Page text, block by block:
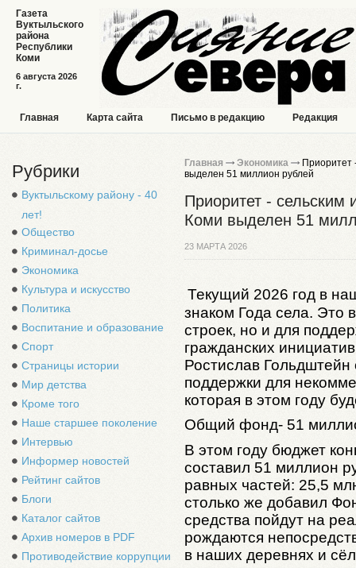
6 августа 2026
г.
Газета
Вуктыльского
района
Республики
Коми
Главная Карта сайта Письмо в редакцию Редакция
Рубрики
Вуктыльскому району - 40
лет!
Общество
Криминал-досье
Экономика
Культура и искусство
Политика
Воспитание и образование
Спорт
Страницы истории
Мир детства
Кроме того
Наше старшее поколение
Интервью
Информер новостей
Рейтинг сайтов
Блоги
Каталог сайтов
Архив номеров в PDF
Противодействие коррупции
Главная Экономика
Приоритет
выделен 51 миллион рублей
Приоритет - сельским
Коми выделен 51
23 МАРТА 2026
Текущий 2026 год в
знаком Года села. Это
строек, но и для
гражданских
Ростислав Гольдштейн
поддержки для
которая в этом году
Общий фонд- 51
В этом году бюджет
составил 51 миллион
равных частей: 25,5
столько же добавил
средства пойдут на
рождаются
в наших деревнях и